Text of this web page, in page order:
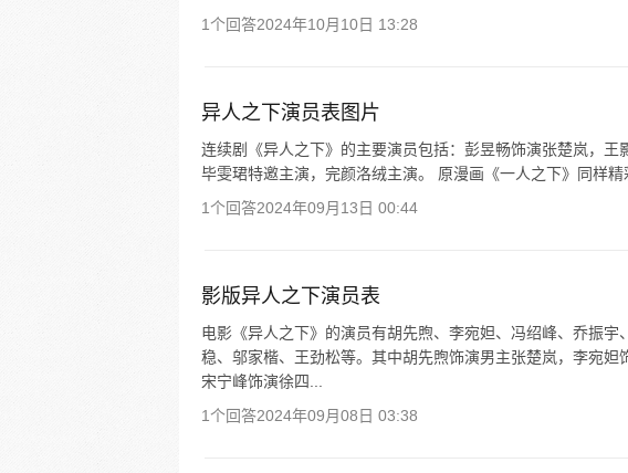
1个回答2024年10月10日 13:28
异人之下演员表图片
连续剧《异人之下》的主要演员包括：彭昱畅饰演张楚岚，王
毕雯珺特邀主演，完颜洛绒主演。 原漫画《一人之下》同样精
1个回答2024年09月13日 00:44
影版异人之下演员表
电影《异人之下》的演员有胡先煦、李宛妲、冯绍峰、乔振
稳、邬家楷、王劲松等。其中胡先煦饰演男主张楚岚，李宛妲
宋宁峰饰演徐四...
1个回答2024年09月08日 03:38